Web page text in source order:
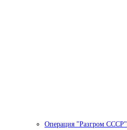
Операция "Разгром СССР"